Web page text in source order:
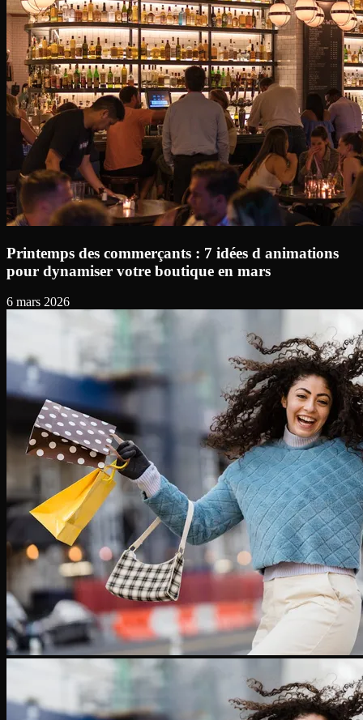
Printemps des commerçants : 7 idées d animations
pour dynamiser votre boutique en mars
6 mars 2026